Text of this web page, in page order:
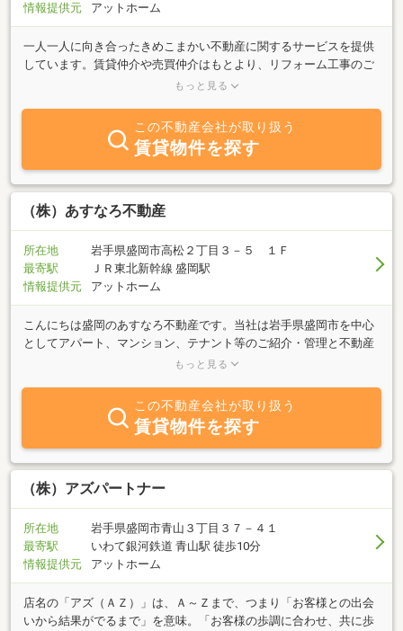
情報提供元
アットホーム
一人一人に向き合ったきめこまかい不動産に関するサービスを提供
しています。賃貸仲介や売買仲介はもとより、リフォーム工事のご
相談、相続不動産に関わるご相談、遺品整理に関するご相談も承っ
理、解体、売却と全てワンストップサービスで行うことができ、大
変ご好評をいただいております。また、物件周辺の案内やショッピ
ング情報など、これから住み替えをご検討なさっているお客様にお
きましても、各担当者ができる限りお調べして情報を提供していま
す。当社だけでできることは限られておりますが、各部門において
お客様のニーズに対応できるよう専門の業者と提携して、小回りの
もっと見る
この不動産会社が取り扱う
賃貸物件を探す
（株）あすなろ不動産
所在地
岩手県盛岡市高松２丁目３－５ １Ｆ
最寄駅
ＪＲ東北新幹線 盛岡駅
情報提供元
アットホーム
こんにちは盛岡のあすなろ不動産です。当社は岩手県盛岡市を中心
としてアパート、マンション、テナント等のご紹介・管理と不動産
売買の仲介を業務とする会社です。夫婦２人でやっている会社で
件では盛岡周辺のオススメ物件をはじめ、ペットと暮らせる物件な
どお客様のご要望に迅速に対応させていただきます。是非ご希望条
件をご連絡くださ。盛岡に関する事は不動産の事は勿論ですが、不
動産以外の事でもお気軽にお問合せ下さい。
もっと見る
この不動産会社が取り扱う
賃貸物件を探す
（株）アズパートナー
所在地
岩手県盛岡市青山３丁目３７－４１
最寄駅
いわて銀河鉄道 青山駅 徒歩10分
情報提供元
アットホーム
店名の「アズ（ＡＺ）」は、Ａ～Ｚまで、つまり「お客様との出会
いから結果がでるまで」を意味。「お客様の歩調に合わせ、共に歩